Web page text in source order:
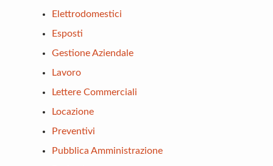
Elettrodomestici
Esposti
Gestione Aziendale
Lavoro
Lettere Commerciali
Locazione
Preventivi
Pubblica Amministrazione